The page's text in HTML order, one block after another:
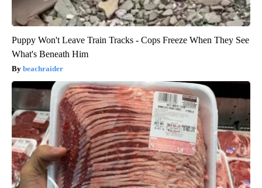
Puppy Won't Leave Train Tracks - Cops Freeze When They See
What's Beneath Him
beachraider